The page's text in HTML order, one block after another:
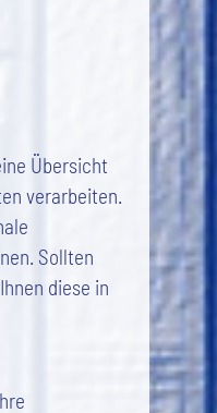
Übersicht
verarbeiten.
Sollten
diese in